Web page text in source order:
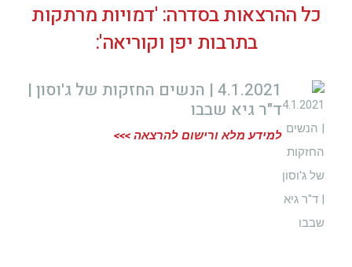
כל ההרצאות בסדרה: 'דמויות מרתקות
בתרבות יפן וקוריאה':
4.1.2021 | הנשים החזקות של ג'וסון |
ד"ר גיא שבבו
למידע מלא ורישום להרצאה >>>